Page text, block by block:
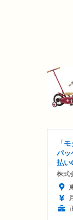
「
パッ
払い
株式